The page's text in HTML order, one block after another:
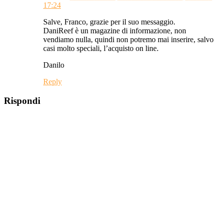
17:24
Salve, Franco, grazie per il suo messaggio.
DaniReef è un magazine di informazione, non
vendiamo nulla, quindi non potremo mai inserire, salvo
casi molto speciali, l’acquisto on line.
Danilo
Reply
Rispondi